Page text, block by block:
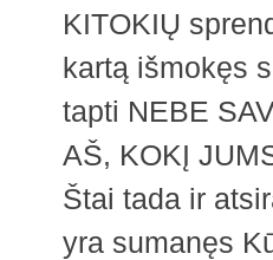
KITOKIŲ
kartą išmokęs
tapti NEBE
AŠ, KOKĮ
Štai tada ir
yra sumanęs